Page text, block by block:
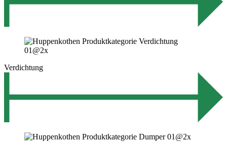
Verdichtung